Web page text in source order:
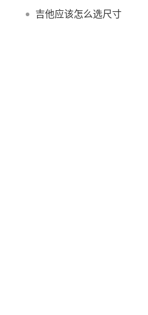
吉他应该怎么选尺寸